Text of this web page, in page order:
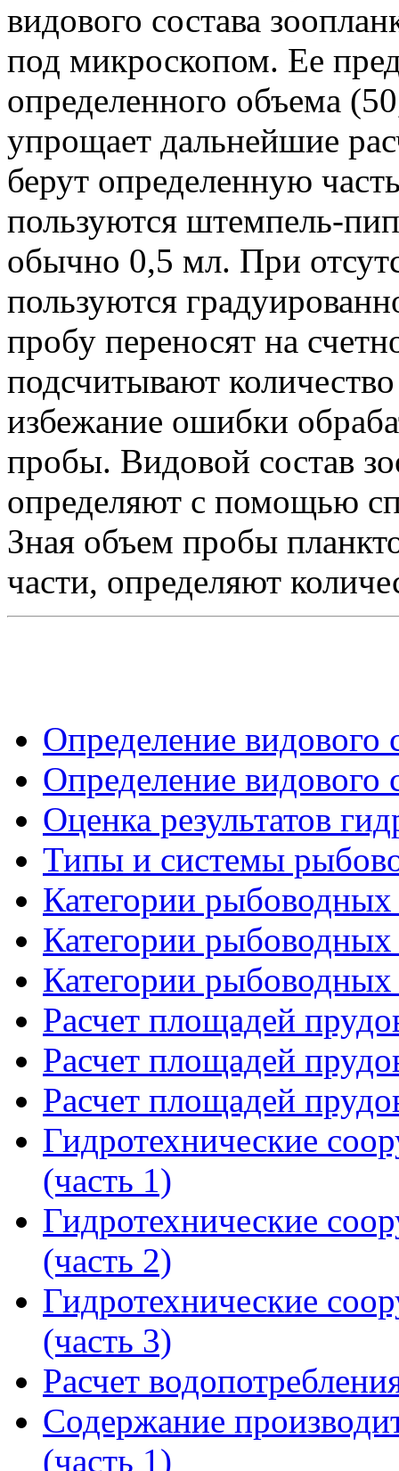
видового состава
под микроскопом. Ее
определенного объема
упрощает дальнейшие
берут определенную
пользуются штемпель-
обычно 0,5 мл. При
пользуются
пробу переносят на
подсчитывают
избежание ошибки
пробы. Видовой состав
определяют с помощью
Зная объем пробы
части, определяют
Определение видового
Определение видового
Оценка результатов
Типы и системы
Категории рыбоводных
Категории рыбоводных
Категории рыбоводных
Расчет площадей
Расчет площадей
Расчет площадей
Гидротехнические
(часть 1)
Гидротехнические
(часть 2)
Гидротехнические
(часть 3)
Расчет
Содержание
(часть 1)